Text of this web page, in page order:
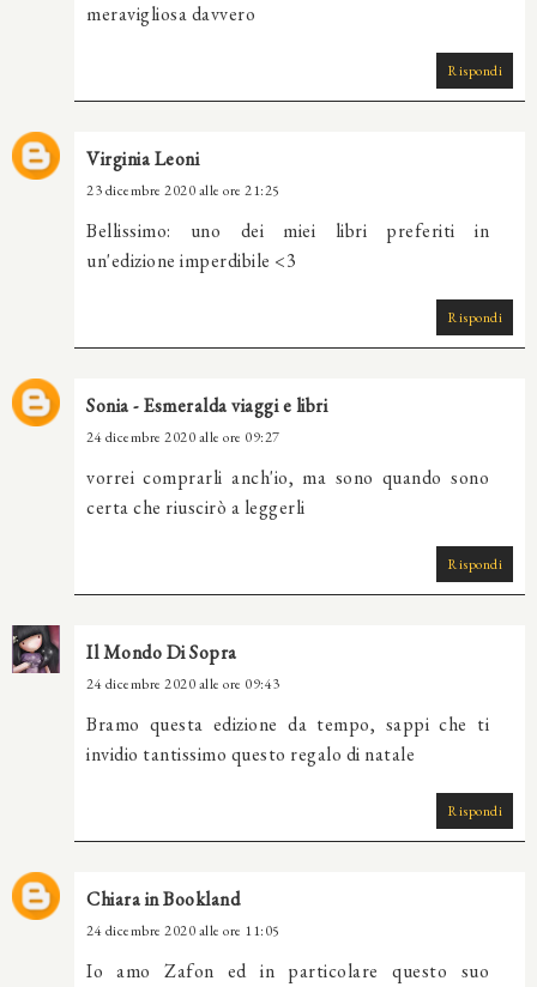
meravigliosa davvero
Rispondi
Virginia Leoni
23 dicembre 2020 alle ore 21:25
Bellissimo: uno dei miei libri preferiti in
un'edizione imperdibile <3
Rispondi
Sonia - Esmeralda viaggi e libri
24 dicembre 2020 alle ore 09:27
vorrei comprarli anch'io, ma sono quando sono
certa che riuscirò a leggerli
Rispondi
Il Mondo Di Sopra
24 dicembre 2020 alle ore 09:43
Bramo questa edizione da tempo, sappi che ti
invidio tantissimo questo regalo di natale
Rispondi
Chiara in Bookland
24 dicembre 2020 alle ore 11:05
Io amo Zafon ed in particolare questo suo